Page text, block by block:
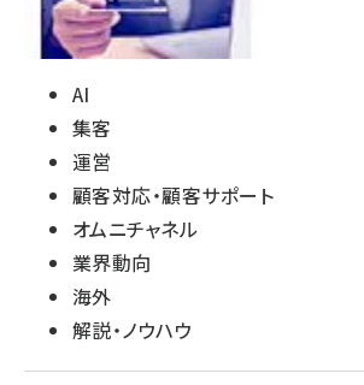
AI
集客
運営
顧客対応・顧客サポート
オムニチャネル
業界動向
海外
解説・ノウハウ